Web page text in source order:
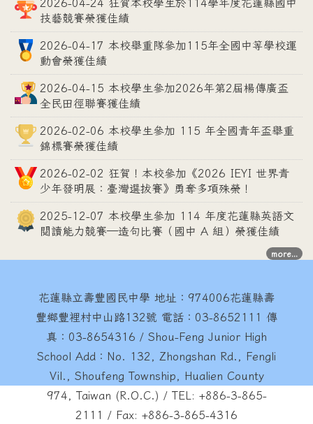
2026-04-24 狂賀本校學生於114學年度花蓮縣國中
技藝競賽榮獲佳績
2026-04-17 本校舉重隊參加115年全國中等學校運
動會榮獲佳績
2026-04-15 本校學生參加2026年第2屆楊傳廣盃
全民田徑聯賽獲佳績
2026-02-06 本校學生參加 115 年全國青年盃舉重
錦標賽榮獲佳績
2026-02-02 狂賀！本校參加《2026 IEYI 世界青
少年發明展：臺灣選拔賽》勇奪多項殊榮！
2025-12-07 本校學生參加 114 年度花蓮縣英語文
閱讀能力競賽—造句比賽（國中 A 組）榮獲佳績
more...
花蓮縣立壽豐國民中學 地址：974006花蓮縣壽
豐鄉豐裡村中山路132號 電話：03-8652111 傳
真：03-8654316 / Shou-Feng Junior High
School Add：No. 132, Zhongshan Rd., Fengli
Vil., Shoufeng Township, Hualien County
974, Taiwan (R.O.C.) / TEL: +886-3-865-
2111 / Fax: +886-3-865-4316